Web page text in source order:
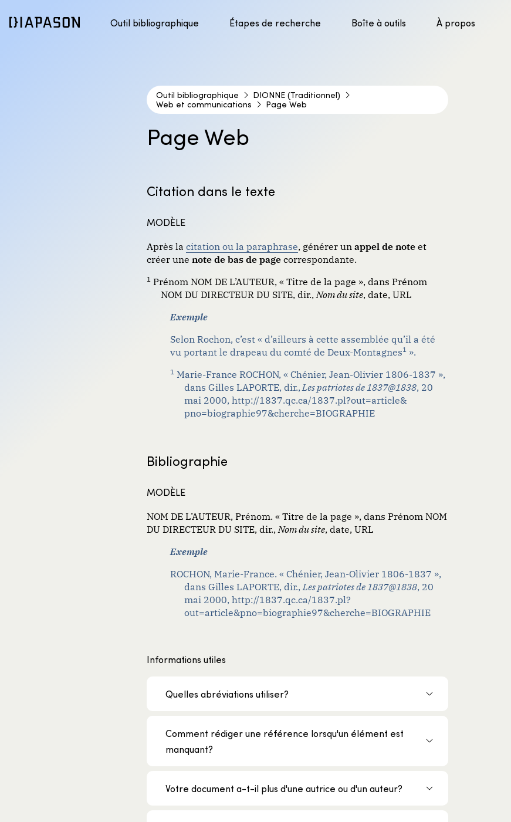
Outil bibliographique Étapes de recherche
3. Évaluer les sources
4. Citer les sources
Boîte à outils À propos
Outil bibliographique
DIONNE (Traditionnel)
Web et communications
Page Web
Page Web
Citation dans le texte
MODÈLE
Après la citation ou la paraphrase, générer un appel de noteet
créer une note de bas de pagecorrespondante.
1Prénom NOM DE L’AUTEUR, « Titre de la page », dans Prénom
NOM DU DIRECTEUR DU SITE, dir., Nom du site, date, URL
Exemple
Selon Rochon, c’est « d’ailleurs à cette assemblée qu’il a été
vu portant le drapeau du comté de Deux-Montagnes1».
1Marie-France ROCHON, « Chénier, Jean-Olivier 1806-1837 »,
dans Gilles LAPORTE, dir., Les patriotes de 1837@1838, 20
mai 2000, http://1837.qc.ca/1837.pl?out=article&
pno=biographie97&cherche=BIOGRAPHIE
Bibliographie
MODÈLE
NOM DE L’AUTEUR, Prénom. « Titre de la page », dans Prénom NOM
DU DIRECTEUR DU SITE, dir., Nom du site, date, URL
Exemple
ROCHON, Marie-France. « Chénier, Jean-Olivier 1806-1837 »,
dans Gilles LAPORTE, dir., Les patriotes de 1837@1838, 20
mai 2000, http://1837.qc.ca/1837.pl?
out=article&pno=biographie97&cherche=BIOGRAPHIE
Informations utiles
Quelles abréviations utiliser?
Comment rédiger une référence lorsqu'un élément est
manquant?
Votre document a-t-il plus d'une autrice ou d'un auteur?